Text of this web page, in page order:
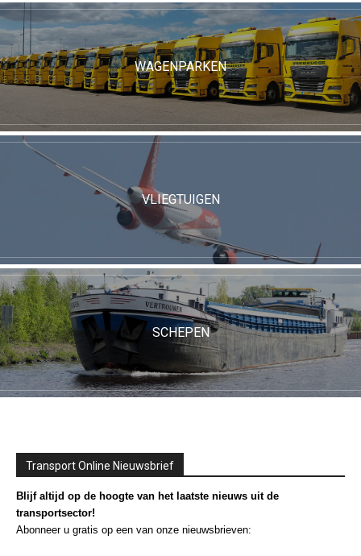
WAGENPARKEN
VLIEGTUIGEN
SCHEPEN
Transport Online Nieuwsbrief
Blijf altijd op de hoogte van het laatste nieuws uit de
transportsector!
Abonneer u gratis op een van onze nieuwsbrieven: